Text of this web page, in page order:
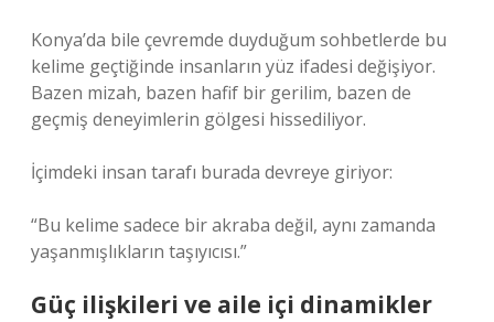
Konya’da bile çevremde duyduğum sohbetlerde bu
kelime geçtiğinde insanların yüz ifadesi değişiyor.
Bazen mizah, bazen hafif bir gerilim, bazen de
geçmiş deneyimlerin gölgesi hissediliyor.
İçimdeki insan tarafı burada devreye giriyor:
“Bu kelime sadece bir akraba değil, aynı zamanda
yaşanmışlıkların taşıyıcısı.”
Güç ilişkileri ve aile içi dinamikler